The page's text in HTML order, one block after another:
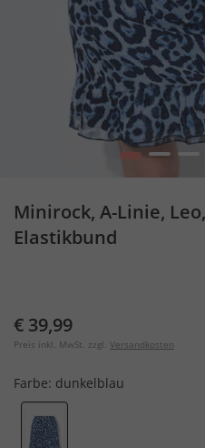
2
Minirock, A-Linie,
Elastikbund
€ 39,99
Preis inkl. MwSt. zzgl. Versandkosten
Farbe: dunkelblau